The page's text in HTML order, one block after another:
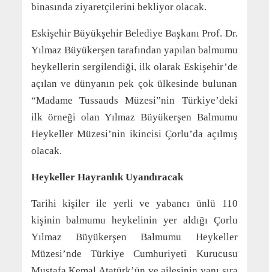
binasında ziyaretçilerini bekliyor olacak.
Eskişehir Büyükşehir Belediye Başkanı Prof. Dr.
Yılmaz Büyükerşen tarafından yapılan balmumu
heykellerin sergilendiği, ilk olarak Eskişehir’de
açılan ve dünyanın pek çok ülkesinde bulunan
“Madame Tussauds Müzesi”nin Türkiye’deki
ilk örneği olan Yılmaz Büyükerşen Balmumu
Heykeller Müzesi’nin ikincisi Çorlu’da açılmış
olacak.
Heykeller Hayranlık Uyandıracak
Tarihi kişiler ile yerli ve yabancı ünlü 110
kişinin balmumu heykelinin yer aldığı Çorlu
Yılmaz Büyükerşen Balmumu Heykeller
Müzesi’nde Türkiye Cumhuriyeti Kurucusu